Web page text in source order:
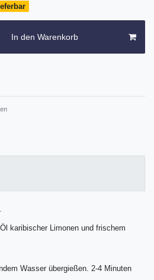
In den Warenkorb
karibischer Limonen und frischem
Wasser übergießen. 2-4 Minuten